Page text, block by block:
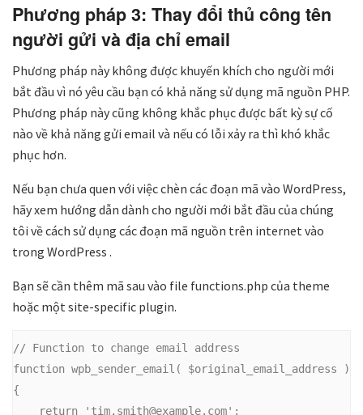
Phương pháp 3: Thay đổi thủ công tên
người gửi và địa chỉ email
Phương pháp này không được khuyến khích cho người mới
bắt đầu vì nó yêu cầu bạn có khả năng sử dụng mã nguồn PHP.
Phương pháp này cũng không khắc phục được bất kỳ sự cố
nào về khả năng gửi email và nếu có lỗi xảy ra thì khó khắc
phục hơn.
Nếu bạn chưa quen với việc chèn các đoạn mã vào WordPress,
hãy xem hướng dẫn dành cho người mới bắt đầu của chúng
tôi về cách sử dụng các đoạn mã nguồn trên internet vào
trong WordPress .
Bạn sẽ cần thêm mã sau vào file functions.php của theme
hoặc một site-specific plugin.
// Function to change email address
function wpb_sender_email( $original_email_address )
{